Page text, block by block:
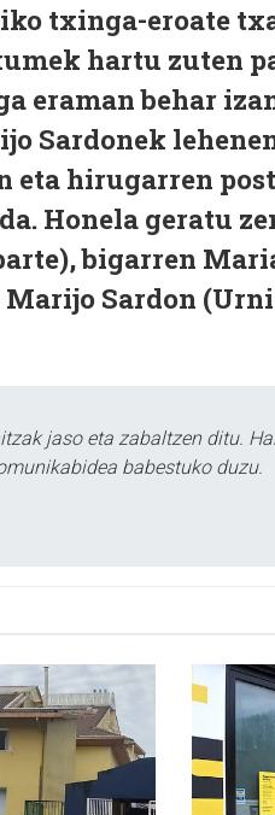
txinga-eroate
hartu zuten
eraman behar
Sardonek
eta hirugarren
Honela geratu
bigarren
Sardon
jaso eta zabaltzen ditu.
babestuko duzu.